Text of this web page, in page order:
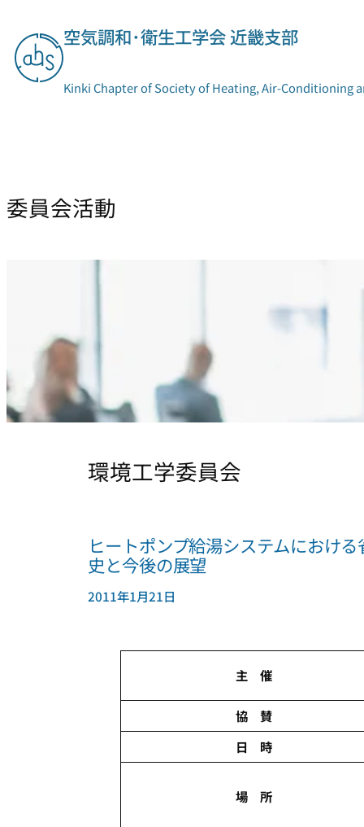
を
ス
空気調和･衛生工学会 近畿支部
Kinki Chapter of Society of Heating, Air-Conditioning
委員会活動
環境工学委員会
ヒートポンプ給湯システムにおけ
史と今後の展望
2011年1月21日
主 催
協 賛
日 時
場 所